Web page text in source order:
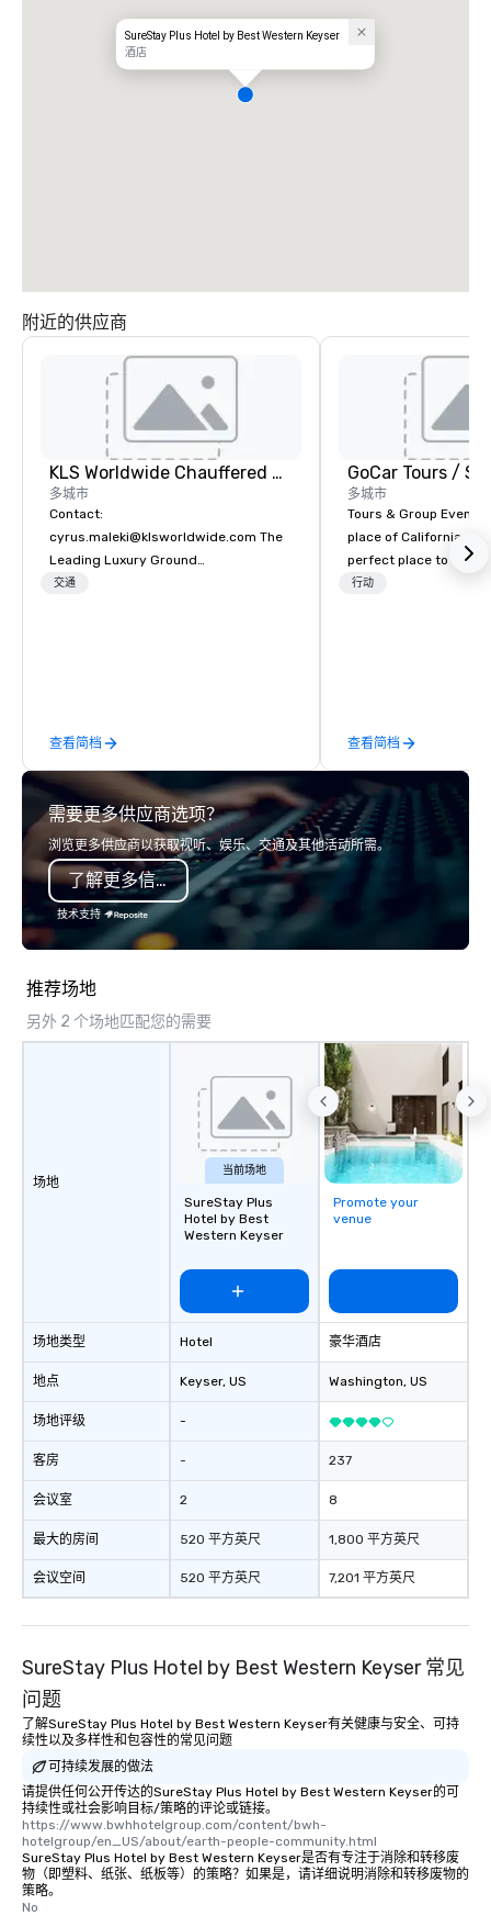
SureStay Plus Hotel by Best Western Keyser
酒店
附近的供应商
KLS Worldwide Chauffered Services
多城市
Contact:
cyrus.maleki@klsworldwide.com The
Leading Luxury Ground
Transportation company since 1998
交通
查看简档
多城市
Tours & Group Events
place of California.
perfect place to visit
mix fun with history
greatly enhanced by
scoreboard, photo,
3D navigation,
challenges presented
mobile device. We can also
incorporate our
more information on
行动
查看简档
需要更多供应商选项？
浏览更多供应商以获取视听、娱乐、交通及其他活动所需。
了解更多信息
技术支持
推荐场地
另外 2 个场地匹配您的需要
场地
场地类型
地点
场地评级
客房
会议室
最大的房间
会议空间
当前场地
SureStay Plus
Hotel by Best
Western Keyser
Hotel
Keyser, US
-
-
2
520 平方英尺
520 平方英尺
Promote your
venue
豪华酒店
Washington, US
237
8
1,800 平方英尺
7,201 平方英尺
SureStay Plus Hotel by Best Western Keyser 常见
问题
了解SureStay Plus Hotel by Best Western Keyser有关健康与安全、可持
续性以及多样性和包容性的常见问题
可持续发展的做法
请提供任何公开传达的SureStay Plus Hotel by Best Western Keyser的可
持续性或社会影响目标/策略的评论或链接。
https://www.bwhhotelgroup.com/content/bwh-
hotelgroup/en_US/about/earth-people-community.html
SureStay Plus Hotel by Best Western Keyser是否有专注于消除和转移废
物（即塑料、纸张、纸板等）的策略？如果是，请详细说明消除和转移废物的
策略。
No